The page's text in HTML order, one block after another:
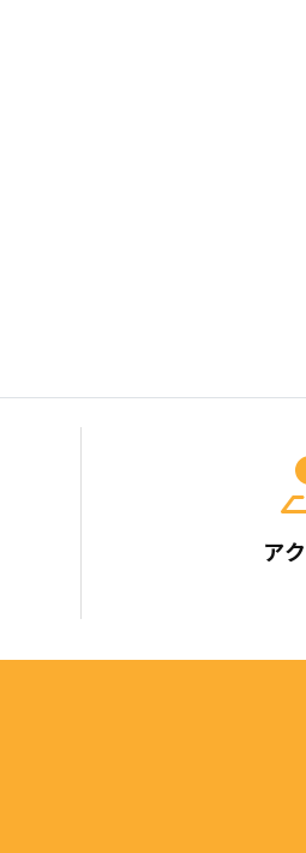
ア